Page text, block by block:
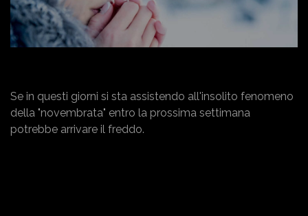
Se in questi giorni si sta assistendo all'insolito fenomeno
della "novembrata" entro la prossima settimana
potrebbe arrivare il freddo.